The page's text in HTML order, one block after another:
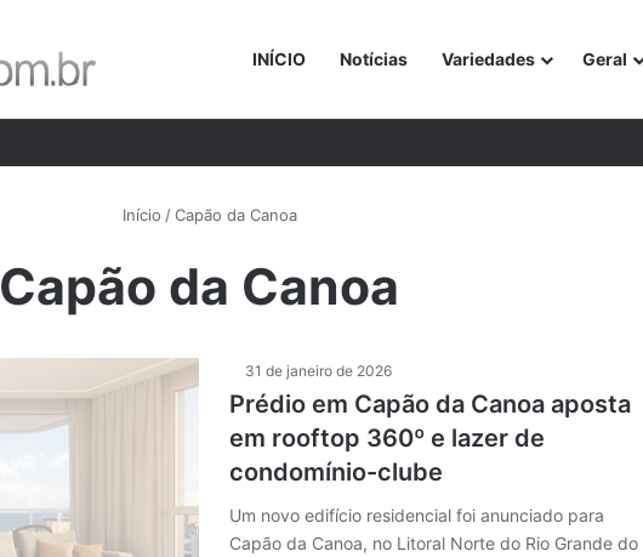
INÍCIO Notícias Variedades Geral
Início / Capão da Canoa
Capão da Canoa
31 de janeiro de 2026
Prédio em Capão da Canoa aposta
em rooftop 360º e lazer de
condomínio-clube
Um novo edifício residencial foi anunciado para
Capão da Canoa, no Litoral Norte do Rio Grande do